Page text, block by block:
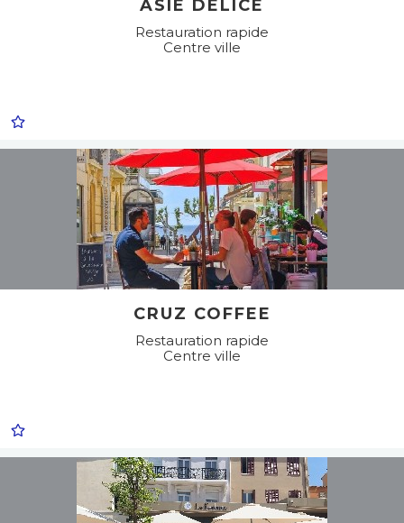
ASIE DELICE
Restauration rapide
Centre ville
CRUZ COFFEE
Restauration rapide
Centre ville